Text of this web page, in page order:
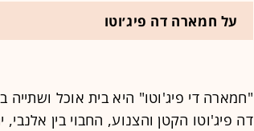
על חמארה דה פיג׳וטו
"חמארה די פיג'וטו" היא בית אוכל ושתייה
דה פיג'וטו הקטן והצנוע, החבוי בין